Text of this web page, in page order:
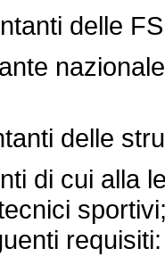
delle
delle
di cui alla
requisiti: